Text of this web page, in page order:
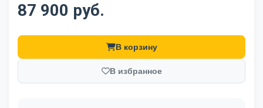
87 900 руб.
В корзину
В избранное